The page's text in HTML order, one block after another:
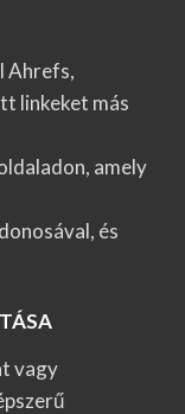
Ahrefs,
linkeket más
amely
és
vagy